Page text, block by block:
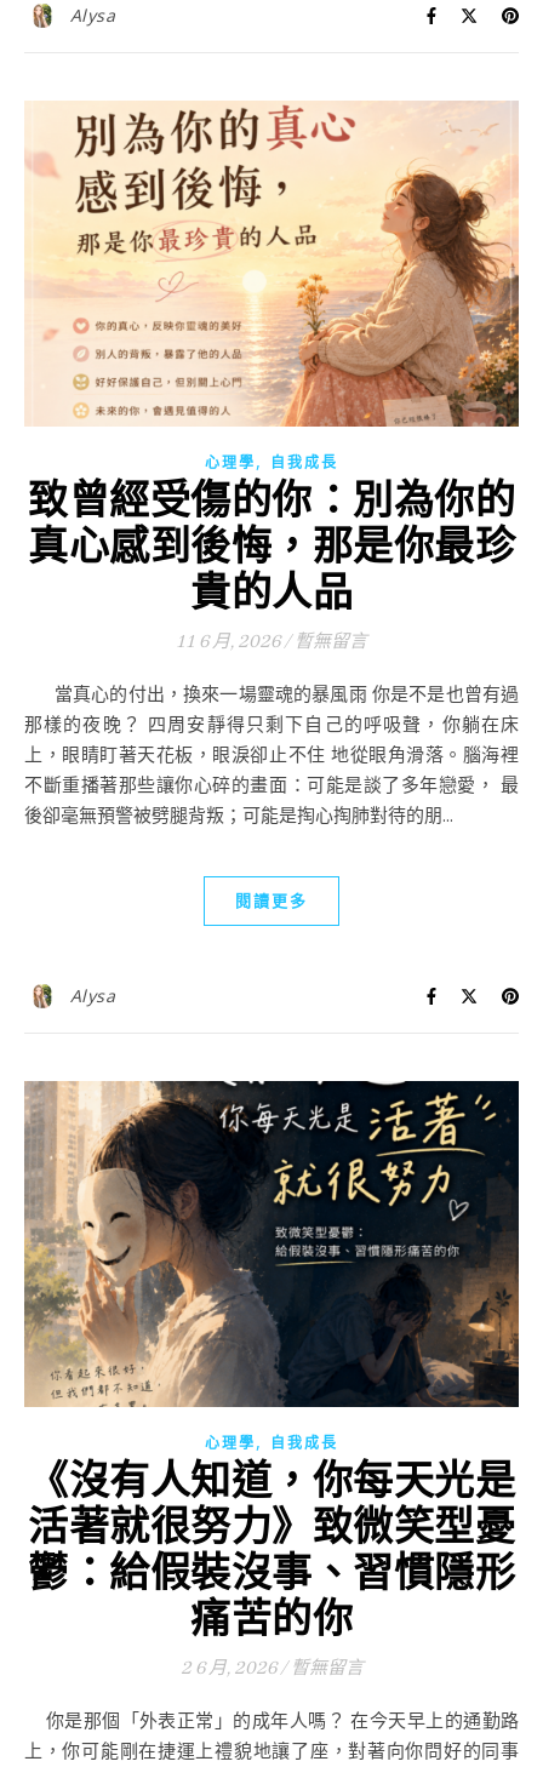
Alysa
心理學, 自我成長
致曾經受傷的你：別為你的
真心感到後悔，那是你最珍
貴的人品
11 6 月, 2026 / 暫無留言
當真心的付出，換來一場靈魂的暴風雨 你是不是也曾有過
那樣的夜晚？ 四周安靜得只剩下自己的呼吸聲，你躺在床
上，眼睛盯著天花板，眼淚卻止不住 地從眼角滑落。腦海裡
不斷重播著那些讓你心碎的畫面：可能是談了多年戀愛， 最
後卻毫無預警被劈腿背叛；可能是掏心掏肺對待的朋...
閱讀更多
Alysa
心理學, 自我成長
《沒有人知道，你每天光是
活著就很努力》致微笑型憂
鬱：給假裝沒事、習慣隱形
痛苦的你
2 6 月, 2026 / 暫無留言
你是那個「外表正常」的成年人嗎？ 在今天早上的通勤路
上，你可能剛在捷運上禮貌地讓了座，對著向你問好的同事